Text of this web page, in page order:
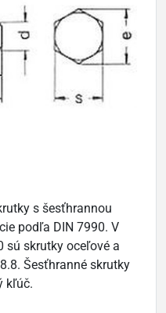
s šesťhrannou
podľa DIN 7990. V
sú skrutky oceľové a
Šesťhranné skrutky
kľúč.